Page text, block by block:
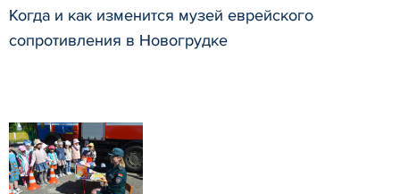
Когда и как изменится музей еврейского
сопротивления в Новогрудке